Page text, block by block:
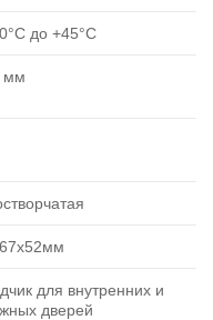
до +45°C
мм
для внутренних и
дверей